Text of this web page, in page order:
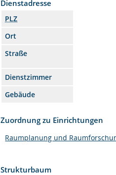
Dienstadresse
PLZ
Ort
Straße
Dienstzimmer
Gebäude
Zuordnung zu Einrichtungen
Raumplanung und
Strukturbaum